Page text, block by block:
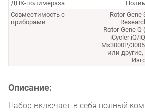
ДНК-полимераза
Совместимость с
приборами
Rotor-Gene
Rotor-Gene
iCycler iQ/
Mx3000P/
или
Описание:
Набор включает в себя полный